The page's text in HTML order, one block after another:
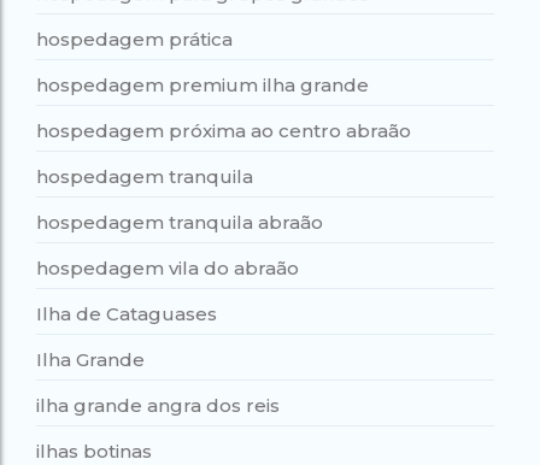
hospedagem prática
hospedagem premium ilha grande
hospedagem próxima ao centro abraão
hospedagem tranquila
hospedagem tranquila abraão
hospedagem vila do abraão
Ilha de Cataguases
Ilha Grande
ilha grande angra dos reis
ilhas botinas